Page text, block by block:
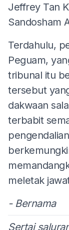
Jeffrey Tan
Sandosham
Terdahulu,
Peguam,
tribunal itu
tersebut
dakwaan
terbabit
meletak
- Bernama
Sertai